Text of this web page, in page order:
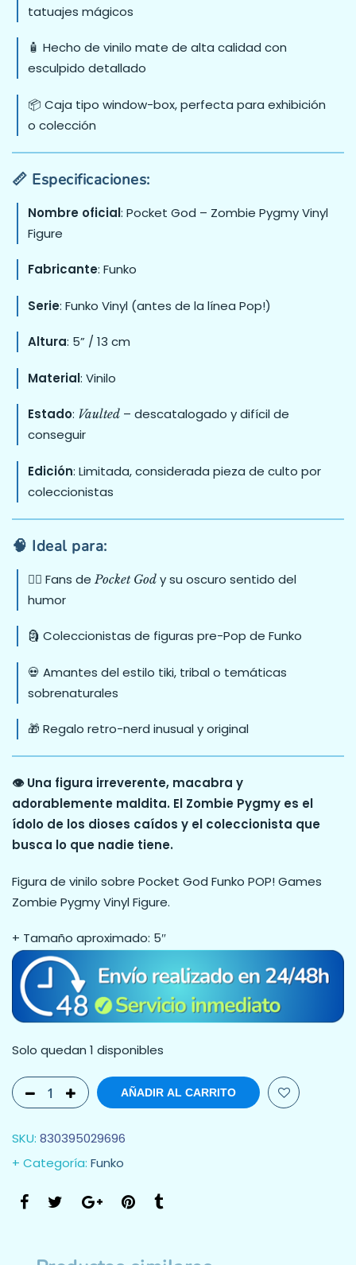
tatuajes mágicos
🧴 Hecho de vinilo mate de alta calidad con
esculpido detallado
📦 Caja tipo window-box, perfecta para exhibición
o colección
📏 Especificaciones:
Nombre oficial: Pocket God – Zombie Pygmy Vinyl
Figure
Fabricante: Funko
Serie: Funko Vinyl (antes de la línea Pop!)
Altura: 5” / 13 cm
Material: Vinilo
Estado: Vaulted – descatalogado y difícil de
conseguir
Edición: Limitada, considerada pieza de culto por
coleccionistas
🧠 Ideal para:
🧟‍♂️ Fans de Pocket God y su oscuro sentido del
humor
🗿 Coleccionistas de figuras pre-Pop de Funko
💀 Amantes del estilo tiki, tribal o temáticas
sobrenaturales
🎁 Regalo retro-nerd inusual y original
👁️ Una figura irreverente, macabra y
adorablemente maldita. El Zombie Pygmy es el
ídolo de los dioses caídos y el coleccionista que
busca lo que nadie tiene.
Figura de vinilo sobre Pocket God Funko POP! Games
Zombie Pygmy Vinyl Figure.
+ Tamaño aproximado: 5″
Solo quedan 1 disponibles
AÑADIR AL CARRITO
SKU: 830395029696
Categoría: Funko